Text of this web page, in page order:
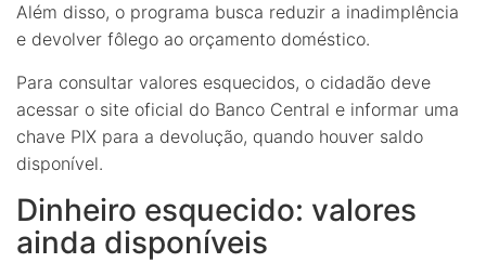
Além disso, o programa busca reduzir a inadimplência
e devolver fôlego ao orçamento doméstico.
Para consultar valores esquecidos, o cidadão deve
acessar o site oficial do Banco Central e informar uma
chave PIX para a devolução, quando houver saldo
disponível.
Dinheiro esquecido: valores
ainda disponíveis